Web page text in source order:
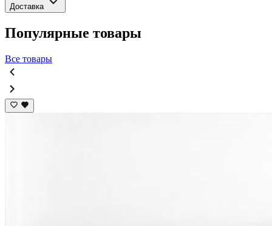
Доставка
Популярные товары
Все товары